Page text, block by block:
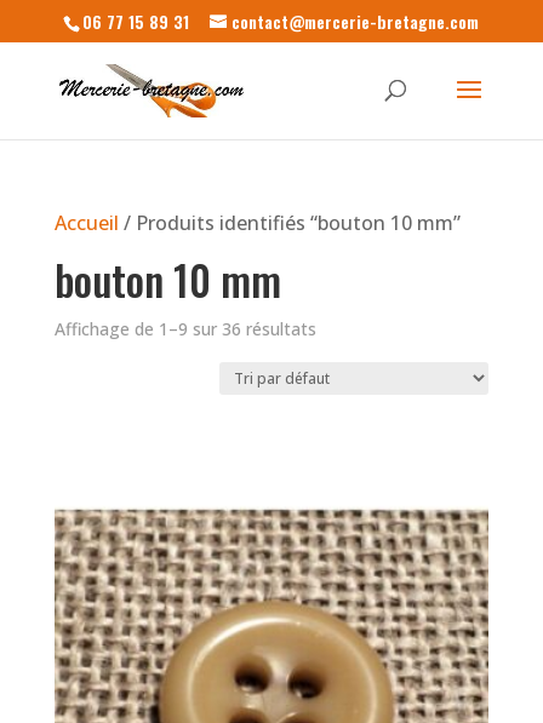
06 77 15 89 31 contact@mercerie-bretagne.com
Accueil / Produits identifiés “bouton 10 mm”
bouton 10 mm
Affichage de 1–9 sur 36 résultats